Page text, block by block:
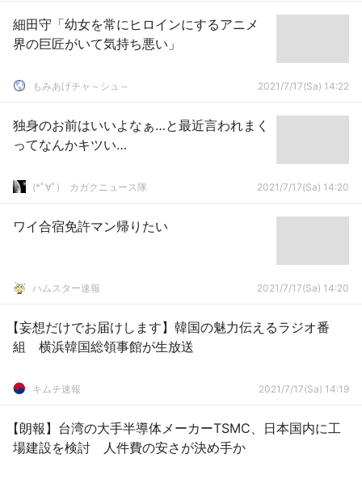
細田守「幼女を常にヒロインにするアニメ
界の巨匠がいて気持ち悪い」
もみあげチャ～シュ～ 2021/7/17(Sa) 14:22
独身のお前はいいよなぁ…と最近言われまく
ってなんかキツい…
(*ﾟ∀ﾟ)ゞカガクニュース隊 2021/7/17(Sa) 14:20
ワイ合宿免許マン帰りたい
ハムスター速報 2021/7/17(Sa) 14:20
【妄想だけでお届けします】韓国の魅力伝えるラジオ番
組 横浜韓国総領事館が生放送
キムチ速報 2021/7/17(Sa) 14:19
【朗報】台湾の大手半導体メーカーTSMC、日本国内に工
場建設を検討 人件費の安さが決め手か